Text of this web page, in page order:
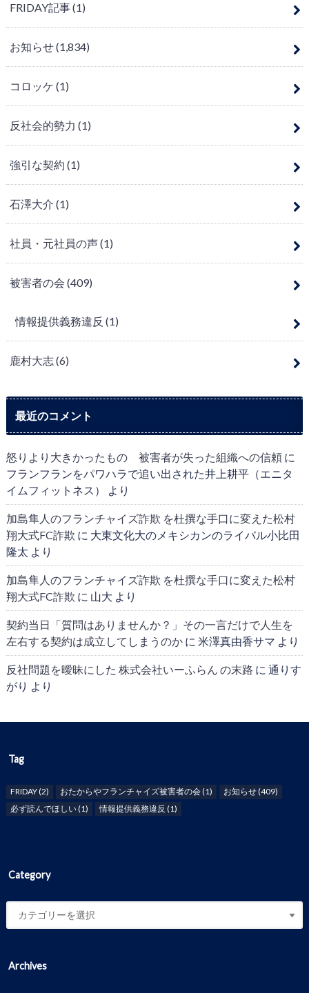
FRIDAY記事(1)
お知らせ(1,834)
コロッケ (1)
反社会的勢力 (1)
強引な契約 (1)
石澤大介 (1)
社員・元社員の声(1)
被害者の会 (409)
情報提供義務違反 (1)
鹿村大志(6)
最近のコメント
怒りより大きかったもの 被害者が失った組織への信頼に
フランフランをパワハラで追い出された井上耕平（エニタ
イムフィットネス）
より
加島隼人のフランチャイズ詐欺 を杜撰な手口に変えた松村
翔大式FC詐欺 に 大東文化大のメキシカンのライバル小比田
隆太 より
加島隼人のフランチャイズ詐欺 を杜撰な手口に変えた松村
翔大式FC詐欺 に 山大 より
契約当日「質問はありませんか？」その一言だけで人生を
左右する契約は成立してしまうのかに 米澤真由香サマ より
反社問題を曖昧にした 株式会社いーふらん の末路 に 通りす
がり より
Tag
FRIDAY(2) おたからやフランチャイズ被害者の会(1) お知らせ(409)
必ず読んでほしい(1) 情報提供義務違反 (1)
Category
Archives